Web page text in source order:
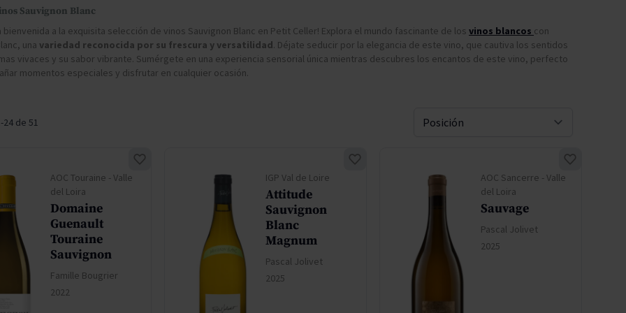
French Bloom
Valduero Vega Sicilia
Sauvignon Blanc
bienvenida a la exquisita selección de vinos Sauvignon Blanc en Petit Celler! Explora el mundo fascinante de los vinos blancos con
una variedad reconocida por su frescura y versatilidad. Déjate seducir por la elegancia de este vino, que cautiva los sentidos
vivaces y su sabor vibrante. Sumérgete en una experiencia sensorial única mientras descubres los encantos de este vino, perfecto
momentos especiales y disfrutar en cualquier ocasión.
-24 de 51
AOC Touraine - Valle
del Loira
Domaine
Guenault
Touraine
Sauvignon
Famille Bougrier
2022
IGP Val de Loire
Attitude
Sauvignon
Blanc
Magnum
Pascal Jolivet
2025
AOC Sancerre - Valle
del Loira
Sauvage
Pascal Jolivet
2025